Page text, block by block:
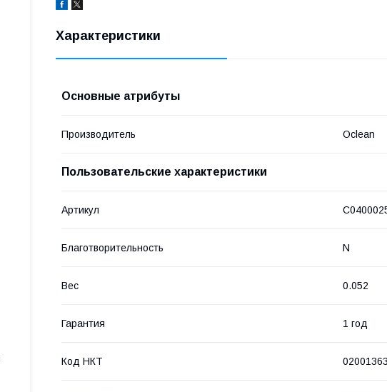
Характеристики
Основные атрибуты
Производитель Oclean
Пользовательские характеристики
Артикул
Благотворительность N
Вес 0.052
Гарантия 1 год
Код НКТ